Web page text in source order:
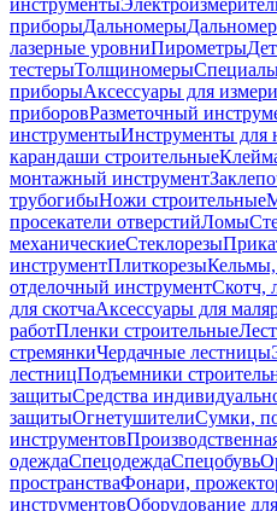
инструменты
приборыДальномеры
лазерные уровниПирометры
тестерыТолщиномеры
приборыАксессуары для
приборовРазметочный
инструментыИнструменты для
карандаши строительные
монтажный инструмент
трубогибыНожи строительные
просекатели отверстийЛомы
механическиеСтеклорезы
инструментПлиткорезыКельмы,
отделочный инструментСкотч,
для скотчаАксессуары для
работПленки строительные
стремянкиЧердачные лестницы
лестницПодъемники
защитыСредства
защитыОгнетушителиСумки,
инструментов
одеждаСпецодеждаСпецобувь
пространстваФонари,
инструментовОборудование